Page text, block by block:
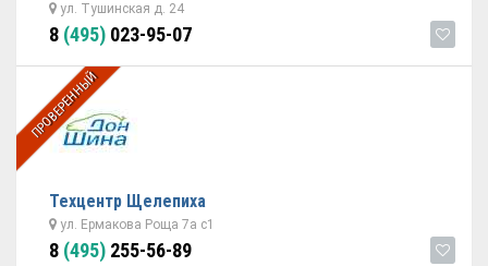
ул. Тушинская д. 24
8 (495) 023-95-07
ПРОВЕРЕННЫЙ
Техцентр Щелепиха
ул. Ермакова Роща 7а с1
8 (495) 255-56-89